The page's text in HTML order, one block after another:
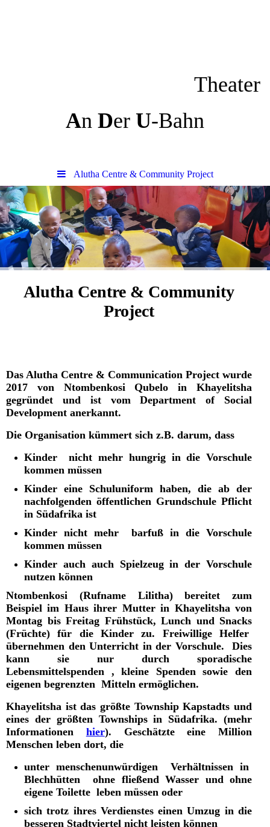
Theater
An Der U-Bahn
Alutha Centre & Community Project
Alutha Centre & Community
Project
Das Alutha Centre & Communication Project wurde
2017 von Ntombenkosi Qubelo in Khayelitsha
gegründet und ist vom Department of Social
Development anerkannt.
Die Organisation kümmert sich z.B. darum, dass
Kinder nicht mehr hungrig in die Vorschule
kommen müssen
Kinder eine Schuluniform haben, die ab der
nachfolgenden öffentlichen Grundschule Pflicht
in Südafrika ist
Kinder nicht mehrbarfuß in die Vorschule
kommen müssen
Kinder auch auch Spielzeug in der Vorschule
nutzen können
Ntombenkosi (Rufname Lilitha) bereitet zum
Beispiel im Haus ihrer Mutter in Khayelitsha von
Montag bis Freitag Frühstück, Lunch und Snacks
(Früchte) für die Kinder zu. Freiwillige Helfer
übernehmen den Unterricht in der Vorschule. Dies
kann sie nur durch sporadische
Lebensmittelspenden , kleine Spenden sowie den
eigenen begrenzten Mitteln ermöglichen.
Khayelitsha ist das größte Township Kapstadts und
eines der größten Townships in Südafrika. (mehr
Informationen hier). Geschätzte eine Million
Menschen leben dort, die
unter menschenunwürdigen Verhältnissen in
Blechhütten ohne fließend Wasser und ohne
eigene Toilette leben müssen oder
sich trotz ihres Verdienstes einen Umzug in die
besseren Stadtviertel nicht leisten können